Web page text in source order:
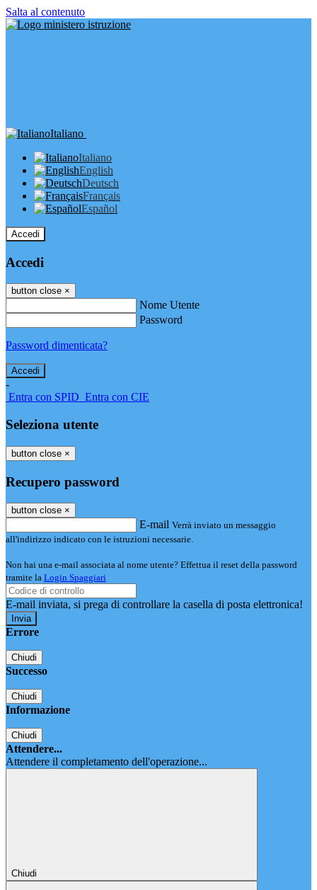
Salta al contenuto
Italiano
Italiano
English
Deutsch
Français
Español
Accedi
Accedi
button close ×
Nome Utente
Password
Password dimenticata?
-
Entra con SPID Entra con CIE
Seleziona utente
button close ×
Recupero password
button close ×
E-mail Verrà inviato un messaggio
all'indirizzo indicato con le istruzioni necessarie.
Non hai una e-mail associata al nome utente? Effettua il reset della password
tramite la Login Spaggiari
E-mail inviata, si prega di controllare la casella di posta elettronica!
Errore
Chiudi
Successo
Chiudi
Informazione
Chiudi
Attendere...
Attendere il completamento dell'operazione...
Chiudi